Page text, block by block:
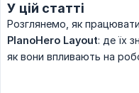
У цій статті
Розглянемо, як
PlanoHero Layout: де їх
як вони впливають на